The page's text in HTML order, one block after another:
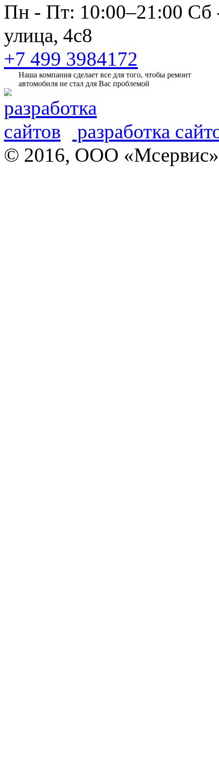
Пн - Пт: 10:00–21:00 Сб
улица, 4с8
+7 499 3984172
Наша компания сделает все для того, чтобы ремонт
автомобиля не стал для Вас проблемой
разработка
© 2016, ООО